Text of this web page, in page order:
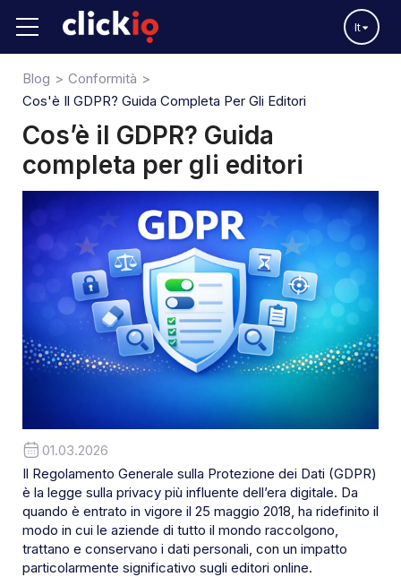
It
Blog
Conformità
Cos'è Il GDPR? Guida Completa Per Gli Editori
Cos’è il GDPR? Guida
completa per gli editori
01.03.2026
Il Regolamento Generale sulla Protezione dei Dati (GDPR)
è la legge sulla privacy più influente dell’era digitale. Da
quando è entrato in vigore il 25 maggio 2018, ha ridefinito il
modo in cui le aziende di tutto il mondo raccolgono,
trattano e conservano i dati personali, con un impatto
particolarmente significativo sugli editori online.